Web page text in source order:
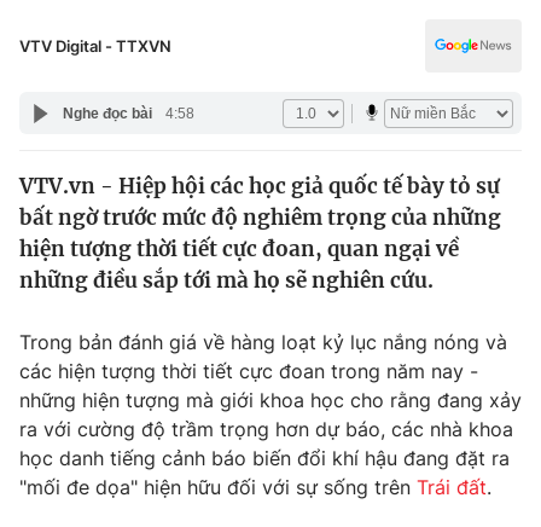
Pháp luật
Thế giới
Tin tức
Thế giới đó đây
Câu chuyện quốc tế
Tài chính
Thị trường
Góc doanh nghiệp
Dữ liệu và đời sống
Truyền hình
Phim VTV
Y tế
Công nghệ
VTV Digital - TTXVN
Nghe đọc bài 4:58
VTV.vn - Hiệp hội các học giả quốc tế bày tỏ sự
bất ngờ trước mức độ nghiêm trọng của những
hiện tượng thời tiết cực đoan, quan ngại về
những điều sắp tới mà họ sẽ nghiên cứu.
Trong bản đánh giá về hàng loạt kỷ lục nắng nóng và
các hiện tượng thời tiết cực đoan trong năm nay -
những hiện tượng mà giới khoa học cho rằng đang xảy
ra với cường độ trầm trọng hơn dự báo, các nhà khoa
học danh tiếng cảnh báo biến đổi khí hậu đang đặt ra
"mối đe dọa" hiện hữu đối với sự sống trên Trái đất.